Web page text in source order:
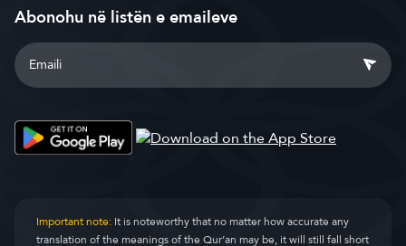
Abonohu në listën e emaileve
Important note:It is noteworthy that no matter how accurate any
translation of the meanings of the Qur’an may be, it will still fall short